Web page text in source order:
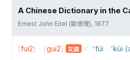
A Chinese Dictionary in the
Ernest John Eitel (歐德理), 1877
[fui2] · [gui2] 又讀 ꜂fúi · ꜂kúi